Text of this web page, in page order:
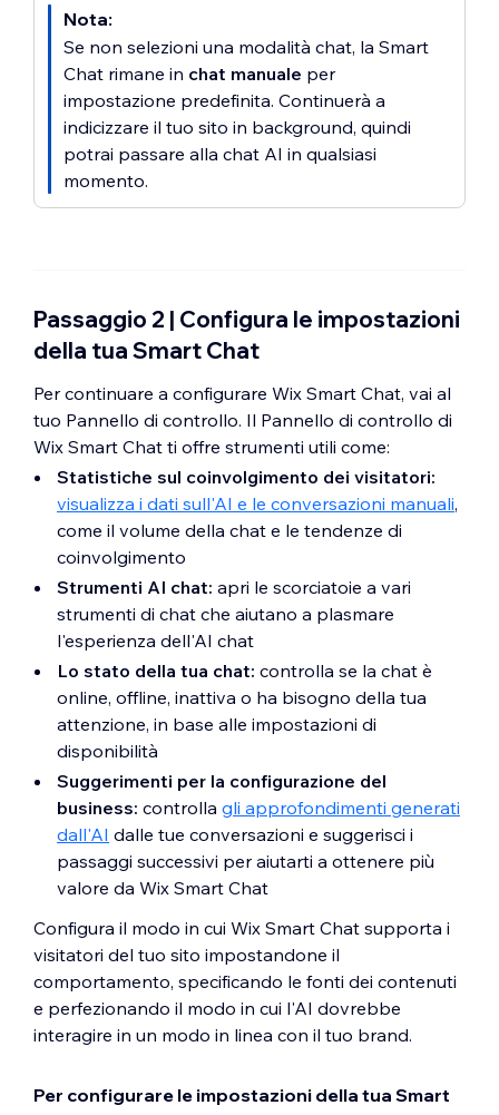
Nota:
Se non selezioni una modalità chat, la Smart
Chat rimane in chat manuale per
impostazione predefinita. Continuerà a
indicizzare il tuo sito in background, quindi
potrai passare alla chat AI in qualsiasi
momento.
Passaggio 2 | Configura le impostazioni
della tua Smart Chat
Per continuare a configurare Wix Smart Chat, vai al
tuo Pannello di controllo. Il Pannello di controllo di
Wix Smart Chat ti offre strumenti utili come:
Statistiche sul coinvolgimento dei visitatori:
visualizza i dati sull'AI e le conversazioni manuali,
come il volume della chat e le tendenze di
coinvolgimento
Strumenti AI chat: apri le scorciatoie a vari
strumenti di chat che aiutano a plasmare
l'esperienza dell'AI chat
Lo stato della tua chat: controlla se la chat è
online, offline, inattiva o ha bisogno della tua
attenzione, in base alle impostazioni di
disponibilità
Suggerimenti per la configurazione del
business: controlla gli approfondimenti generati
dall'AI dalle tue conversazioni e suggerisci i
passaggi successivi per aiutarti a ottenere più
valore da Wix Smart Chat
Configura il modo in cui Wix Smart Chat supporta i
visitatori del tuo sito impostandone il
comportamento, specificando le fonti dei contenuti
e perfezionando il modo in cui l'AI dovrebbe
interagire in un modo in linea con il tuo brand.
Per configurare le impostazioni della tua Smart